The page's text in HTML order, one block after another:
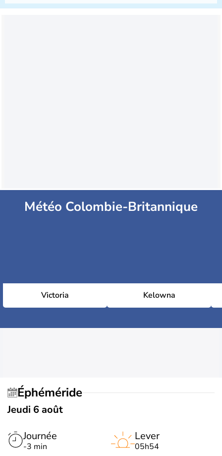
Météo Colombie-Britannique
Victoria Kelowna
Éphéméride
Jeudi 6 août
Journée
-3 min
Lever
05h54